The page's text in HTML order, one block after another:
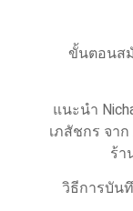
ขั้นตอนสมั
แนะนำ
เภสัชกร จา
ร้า
วิธีการบัน